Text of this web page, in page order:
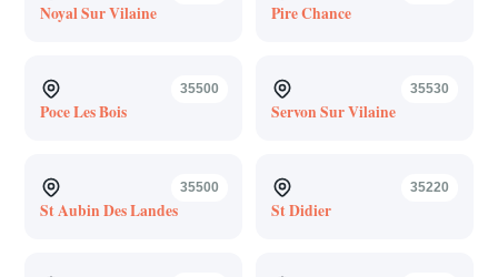
Noyal Sur Vilaine Pire Chance
35500
Poce Les Bois
35530
Servon Sur Vilaine
35500
St Aubin Des Landes
35220
St Didier